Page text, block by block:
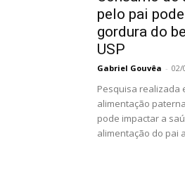
pelo pai
gordura do
USP
Gabriel Gouvêa - 02/
Pesquisa realizada
alimentação
pode impactar a
alimentação do pai